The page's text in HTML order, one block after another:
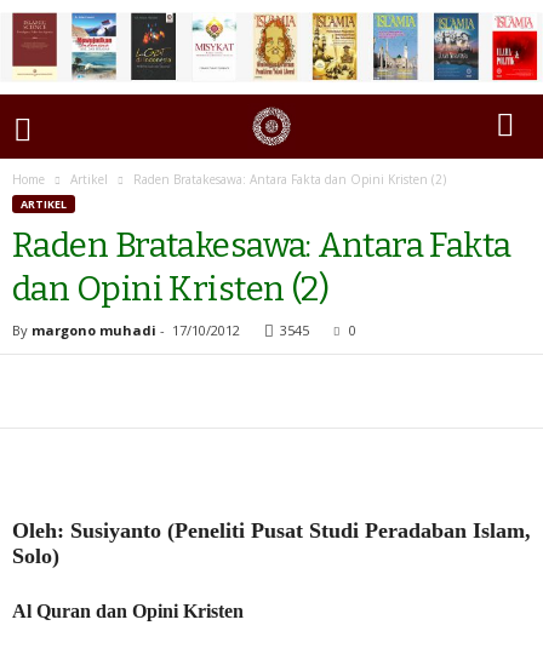
Home Artikel Raden Bratakesawa: Antara Fakta dan Opini Kristen (2)
ARTIKEL
Raden Bratakesawa: Antara Fakta
dan Opini Kristen (2)
By margono muhadi - 17/10/2012 3545 0
Oleh: Susiyanto (Peneliti Pusat Studi Peradaban Islam,
Solo)
Al Quran dan Opini Kristen